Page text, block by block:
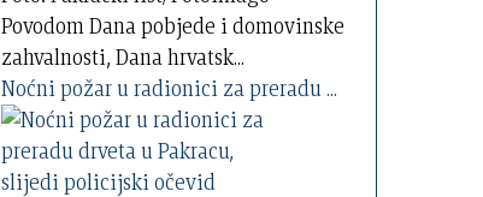
Povodom Dana pobjede i domovinske
zahvalnosti, Dana hrvatsk...
Noćni požar u radionici za preradu ...